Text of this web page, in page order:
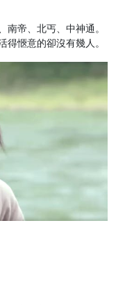
南帝、北丐、中神通。
得愜意的卻沒有幾人。